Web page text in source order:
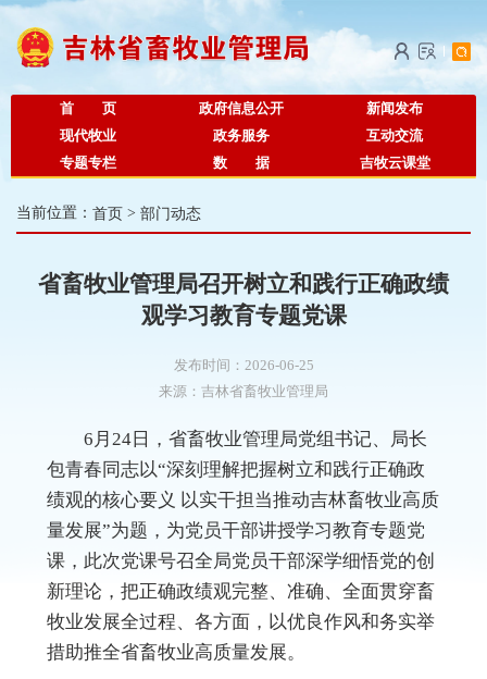
首 页 政府信息公开
新闻发布
现代牧业
政务服务
互动交流
专题专栏
数 据 吉牧云课堂
当前位置： 首页 > 部门动态
省畜牧业管理局召开树立和践行正确政绩
观学习教育专题党课
发布时间：2026-06-25
来源： 吉林省畜牧业管理局
6月24日，省畜牧业管理局党组书记、局长
包青春同志以“深刻理解把握树立和践行正确政
绩观的核心要义 以实干担当推动吉林畜牧业高质
量发展”为题，为党员干部讲授学习教育专题党
课，此次党课号召全局党员干部深学细悟党的创
新理论，把正确政绩观完整、准确、全面贯穿畜
牧业发展全过程、各方面，以优良作风和务实举
措助推全省畜牧业高质量发展。